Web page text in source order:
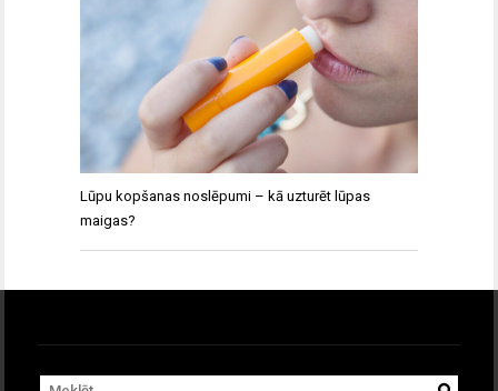
Lūpu kopšanas noslēpumi – kā uzturēt lūpas
maigas?